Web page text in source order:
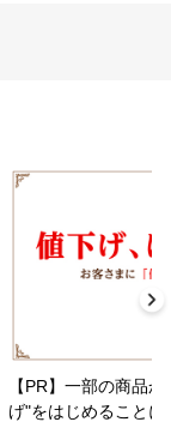
【PR】一部の商品
げ"をはじめること